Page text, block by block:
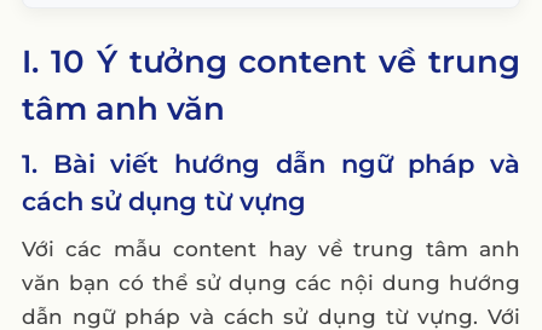
7. Khóa học trực tuyến miễn phí liên quan
tiếng anh
9. Content sự kiện trực tuyến và offline của
trung tâm anh văn
10. Infographic và hình ảnh hấp dẫn
II. 6 mẫu content trung tâm anh văn
I. 10 Ý tưởng content về trung
tâm anh văn
1. Bài viết hướng dẫn ngữ pháp và
cách sử dụng từ vựng
Với các mẫu content hay về trung tâm anh
văn bạn có thể sử dụng các nội dung hướng
dẫn ngữ pháp và cách sử dụng từ vựng. Với